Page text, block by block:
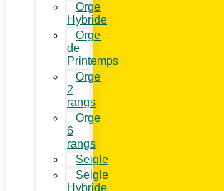
Orge
Hybride
Orge
de
Printemps
Orge
2
rangs
Orge
6
rangs
Seigle
Seigle
Hybride